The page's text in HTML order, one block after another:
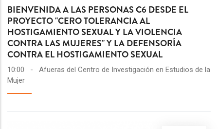
BIENVENIDA A LAS PERSONAS C6 DESDE EL
PROYECTO "CERO TOLERANCIA AL
HOSTIGAMIENTO SEXUAL Y LA VIOLENCIA
CONTRA LAS MUJERES" Y LA DEFENSORÍA
CONTRA EL HOSTIGAMIENTO SEXUAL
10:00 -
Afueras del Centro de Investigación en Estudios de la
Mujer